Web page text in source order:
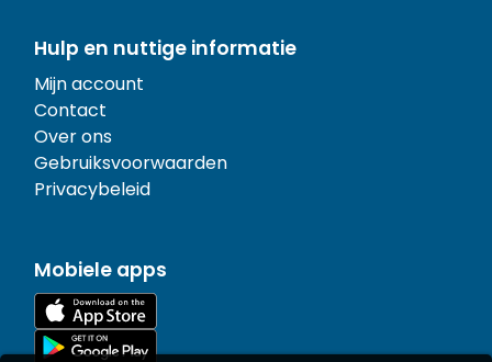
Hulp en nuttige informatie
Mijn account
Contact
Over ons
Gebruiksvoorwaarden
Privacybeleid
Mobiele apps